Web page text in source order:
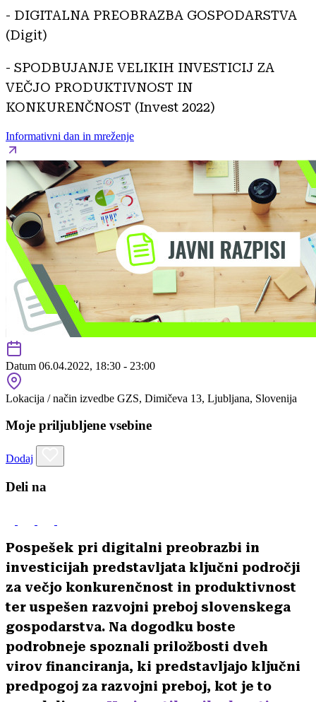
- DIGITALNA PREOBRAZBA GOSPODARSTVA
(Digit)
- SPODBUJANJE VELIKIH INVESTICIJ ZA
VEČJO PRODUKTIVNOST IN
KONKURENČNOST (Invest 2022)
Informativni dan in mreženje
Datum 06.04.2022, 18:30 - 23:00
Lokacija / način izvedbe GZS, Dimičeva 13, Ljubljana, Slovenija
Moje priljubljene vsebine
Dodaj
Deli na
Pospešek pri digitalni preobrazbi in
investicijah predstavljata ključni področji
za večjo konkurenčnost in produktivnost
ter uspešen razvojni preboj slovenskega
gospodarstva. Na dogodku boste
podrobneje spoznali priložbosti dveh
virov financiranja, ki predstavljajo ključni
predpogoj za razvojni preboj, kot je to